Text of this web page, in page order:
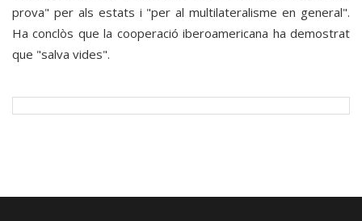
prova" per als estats i "per al multilateralisme en general".
Ha conclòs que la cooperació iberoamericana ha demostrat
que "salva vides".